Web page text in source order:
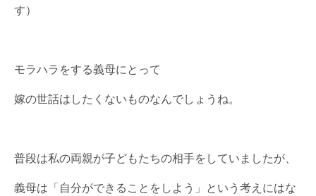
す）
モラハラをする義母にとって
嫁の世話はしたくないものなんでしょうね。
普段は私の両親が子どもたちの相手をしていましたが、
義母は「自分ができることをしよう」という考えにはな